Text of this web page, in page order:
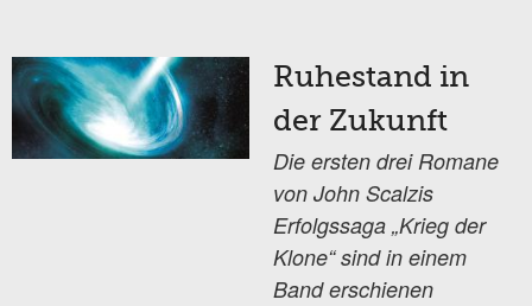
Ruhestand in
der Zukunft
Die ersten drei Romane
von John Scalzis
Erfolgssaga „Krieg der
Klone“ sind in einem
Band erschienen